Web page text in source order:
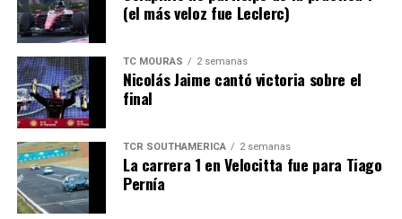
nuevamente en la ciudad deRío Tercero.
FOTO: FRAD
(el más veloz fue Leclerc)
TC MOURAS 2 semanas
Nicolás Jaime cantó victoria sobre el
final
TCR SOUTHAMERICA 2 semanas
La carrera 1 en Velocitta fue para Tiago
Pernía